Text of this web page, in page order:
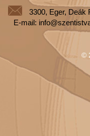
3300, Eger, Deák
E-mail:
©